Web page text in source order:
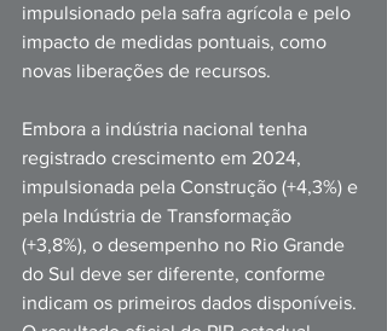
impulsionado pela safra agrícola e pelo
impacto de medidas pontuais, como
novas liberações de recursos.
Embora a indústria nacional tenha
registrado crescimento em 2024,
impulsionada pela Construção (+4,3%) e
pela Indústria de Transformação
(+3,8%), o desempenho no Rio Grande
do Sul deve ser diferente, conforme
indicam os primeiros dados disponíveis.